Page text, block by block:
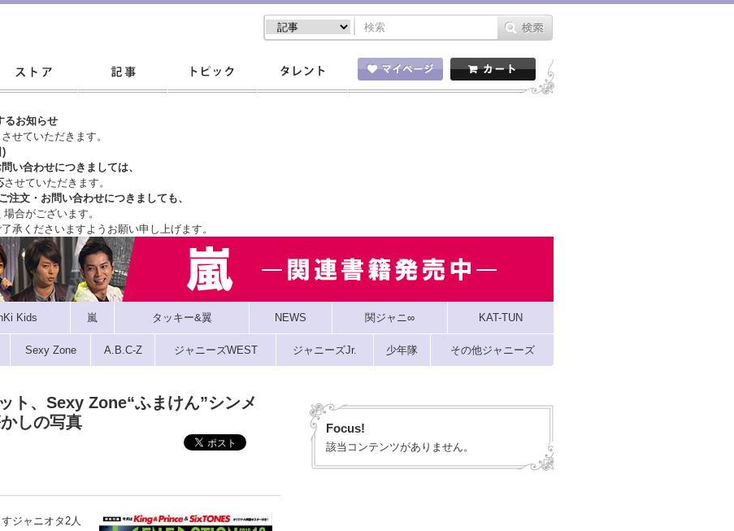
るお知らせ
せていただきます。
)
い合わせにつきましては、
させていただきます。
注文・ お問い合わせにつきましても、
合がございます。
承くださいますようお願い申し上げます。
Kids 嵐 タッキー&翼 NEWS 関ジャニ∞ KAT-TUN
Sexy Zone A.B.C-Z ジャニーズWEST ジャニーズJr. 少年隊 その他ジャニーズ
ト、Sexy Zone“ふまけん”シンメ
しの写真
ジャニオタ2人
Focus!
該当コンテンツがありません。